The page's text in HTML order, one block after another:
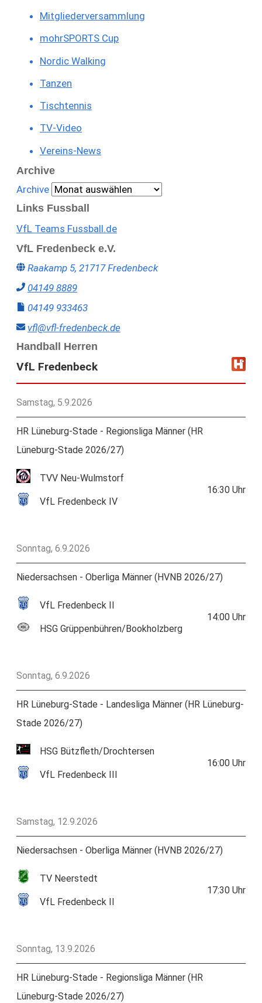
Mitgliederversammlung
mohrSPORTS Cup
Nordic Walking
Tanzen
Tischtennis
TV-Video
Vereins-News
Archive
Archive
Links Fussball
VfL Teams Fussball.de
VfL Fredenbeck e.V.
Raakamp 5, 21717 Fredenbeck
04149 8889
04149 933463
vfl@vfl-fredenbeck.de
Handball Herren
VfL Fredenbeck
Samstag, 5.9.2026
HR Lüneburg-Stade - Regionsliga Männer (HR
Lüneburg-Stade 2026/27)
TVV Neu-Wulmstorf
VfL Fredenbeck IV
16:30 Uhr
Sonntag, 6.9.2026
Niedersachsen - Oberliga Männer (HVNB 2026/27)
VfL Fredenbeck II
HSG Grüppenbühren/Bookholzberg
14:00 Uhr
Sonntag, 6.9.2026
HR Lüneburg-Stade - Landesliga Männer (HR Lüneburg-
Stade 2026/27)
HSG Bützfleth/Drochtersen
VfL Fredenbeck III
16:00 Uhr
Samstag, 12.9.2026
Niedersachsen - Oberliga Männer (HVNB 2026/27)
TV Neerstedt
VfL Fredenbeck II
17:30 Uhr
Sonntag, 13.9.2026
HR Lüneburg-Stade - Regionsliga Männer (HR
Lüneburg-Stade 2026/27)